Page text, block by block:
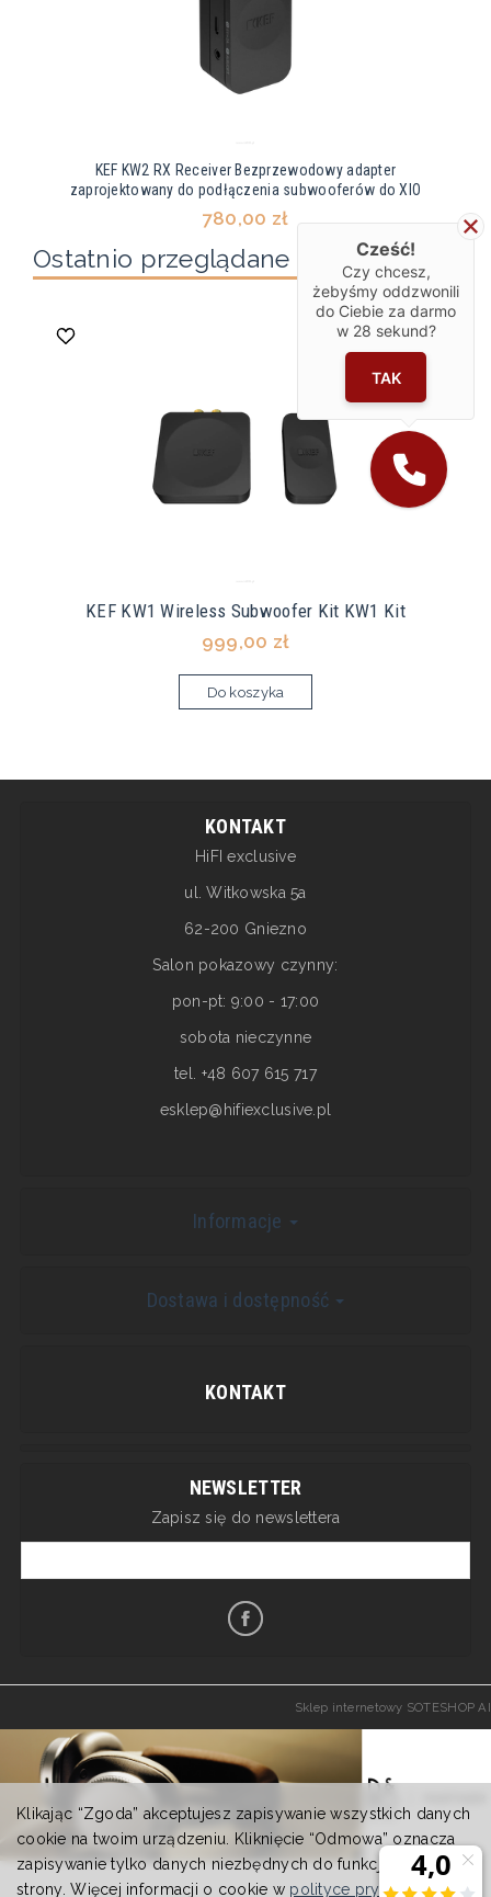
KEF KW2 RX Receiver Bezprzewodowy adapter
zaprojektowany do podłączenia subwooferów do XIO
780,00 zł
Ostatnio przeglądane produkty
KEF KW1 Wireless Subwoofer Kit KW1 Kit
999,00 zł
Do koszyka
KONTAKT
HiFI exclusive
ul. Witkowska 5a
62-200 Gniezno
Salon pokazowy czynny:
pon-pt: 9:00 - 17:00
sobota nieczynne
tel. +48 607 615 717
esklep@hifiexclusive.pl
Informacje
Dostawa i dostępność
KONTAKT
NEWSLETTER
Zapisz się do newslettera
Sklep internetowy SOTESHOP AI
Klikając “Zgoda” akceptujesz zapisywanie wszystkich danych
cookie na twoim urządzeniu. Kliknięcie “Odmowa” oznacza
zapisywanie tylko danych niezbędnych do funkcjonowania
strony. Więcej informacji o cookie w polityce prywatności.
Cześć!
Czy chcesz,
żebyśmy oddzwonili
do Ciebie za darmo
w 28 sekund?
TAK